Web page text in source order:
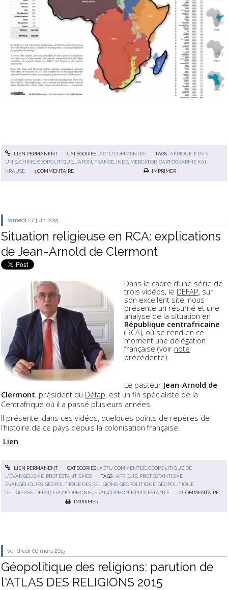
LIEN PERMANENT CATÉGORIES :ACTU COMMENTÉE TAGS :AFRIQUE ETATS-
UNIS ,CHINE ,GÉOPOLITIQUE JAPON FRANCE INDE MERCATOR ,CARTOGRAPHIE KAI
KRAUSE
1 COMMENTAIRE IMPRIMER
samedi 27 juin 2015
Situation religieuse en RCA: explications
de Jean-Arnold de Clermont
Dans le cadre d’une série de
trois vidéos, le DEFAP, sur
son excellent site, nous
présente un résumé et une
analyse de la situation en
République centrafricaine
(RCA), où se rend en ce
moment une délégation
française (voir note
précédente).
Le pasteur Jean-Arnold de
Clermont, président du Défap, est un fin spécialiste de la
Centrafrique où il a passé plusieurs années.
Il présente, dans ces vidéos, quelques points de repères de
l’histoire de ce pays depuis la colonisation française.
Lien.
LIEN PERMANENT CATÉGORIES :ACTU COMMENTÉE, GÉOPOLITIQUE DE
L'ÉVANGÉLISME PROTESTANTISMES TAGS :AFRIQUE PROTESTANTISME
ÉVANGÉLIQUES ,GÉOPOLITIQUE DES RELIGIONS ,GÉOPOLITIQUE ,GÉOPOLITIQUE
RELIGIEUSE DEFAP, FRANCOPHONIE FRANCOPHONIE PROTESTANTE 0 COMMENTAIRE
IMPRIMER
vendredi 06 mars 2015
Géopolitique des religions: parution de
l'ATLAS DES RELIGIONS 2015